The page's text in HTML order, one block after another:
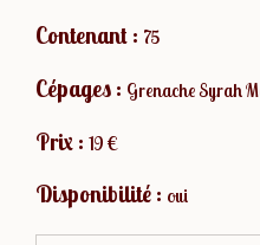
Contenant : 75
Cépages : Grenache Syrah
Prix : 19 €
Disponibilité : oui